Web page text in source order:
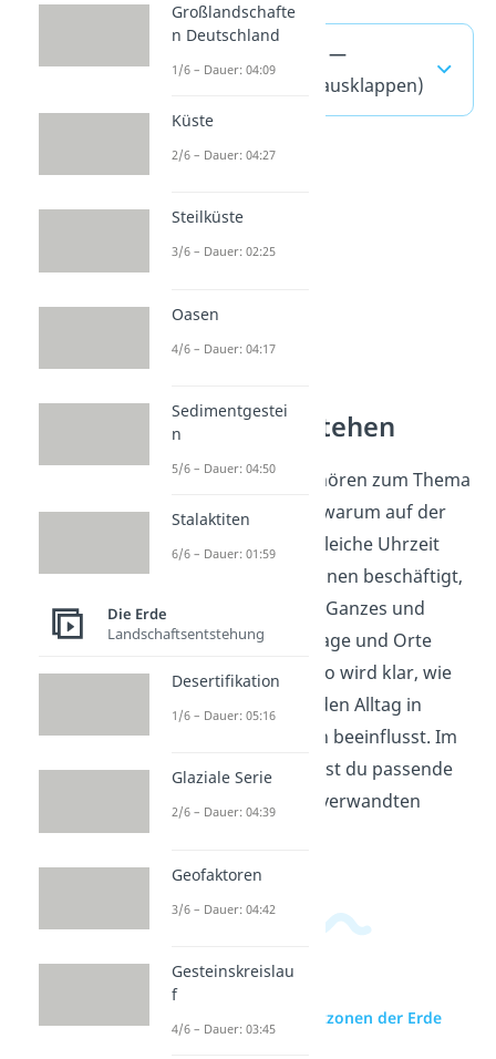
Zeitzonen der Erde —
(ausklappen)
Zeitzonen verstehen
Zeitzonen der Erde gehören zum Thema
Zeitzonen und zeigen, warum auf der
Welt nicht überall die gleiche Uhrzeit
gilt. Wer sich mit Zeitzonen beschäftigt,
schaut auf die Erde als Ganzes und
vergleicht Uhrzeiten, Tage und Orte
rund um den Globus. So wird klar, wie
die Drehung der Erde den Alltag in
verschiedenen Ländern beeinflusst. Im
Erdkundebereich
findest du passende
Videos zu diesem und verwandten
Themen.
zur Videoseite: Zeitzonen der Erde
Großlandschafte
n Deutschland
1/6 – Dauer: 04:09
Küste
2/6 – Dauer: 04:27
Steilküste
3/6 – Dauer: 02:25
Oasen
4/6 – Dauer: 04:17
Sedimentgestei
n
5/6 – Dauer: 04:50
Stalaktiten
6/6 – Dauer: 01:59
Die Erde
Landschaftsentstehung
Desertifikation
1/6 – Dauer: 05:16
Glaziale Serie
2/6 – Dauer: 04:39
Geofaktoren
3/6 – Dauer: 04:42
Gesteinskreislau
f
4/6 – Dauer: 03:45